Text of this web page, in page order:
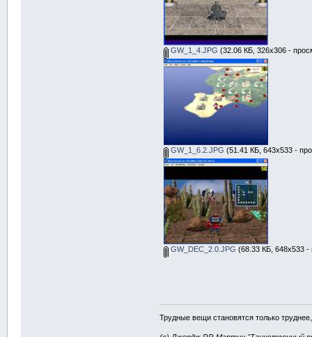
GW_1_4.JPG (32.06 КБ, 326x306 -
GW_1_6.2.JPG (51.41 КБ, 643x533 -
GW_DEC_2.0.JPG (68.33 КБ, 648x533 -
Трудные вещи становятся только